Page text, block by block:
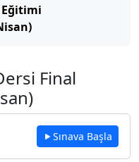
Final
Sınava Başla